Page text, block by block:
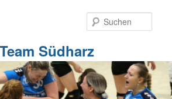
Südharz